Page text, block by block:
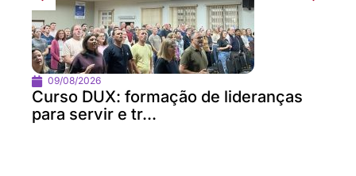
09/08/2026
Curso DUX: formação de lideranças
para servir e tr...